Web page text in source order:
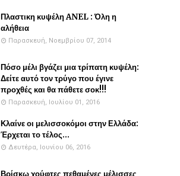
Πλαστικη κυψέλη ANEL : Όλη η
αλήθεια
Παρασκευή, Νοεμβρίου 07, 2014
Πόσο μέλι βγάζει μια τρίπατη κυψέλη:
Δείτε αυτό τον τρύγο που έγινε
προχθές και θα πάθετε σοκ!!!
Παρασκευή, Ιουλίου 01, 2016
Κλαίνε οι μελισσοκόμοι στην Ελλάδα:
Έρχεται το τέλος...
Δευτέρα, Ιουνίου 06, 2016
Βρίσκω χούφτες πεθαμένες μέλισσες